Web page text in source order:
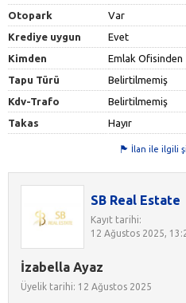
Otopark
Var
Krediye uygun
Evet
Kimden
Emlak Ofisinden
Tapu Türü
Belirtilmemiş
Kdv-Trafo
Belirtilmemiş
Takas
Hayır
İlan ile ilgili
SB Real Estate
Kayıt tarihi:
12 Ağustos 2025,
İzabella Ayaz
Üyelik tarihi: 12 Ağustos 2025